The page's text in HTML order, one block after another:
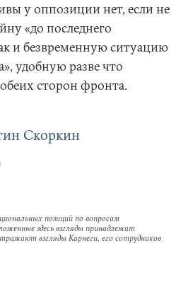
у оппозиции нет, если не
«до последнего
и безвременную ситуацию
удобную разве что
сторон фронта.
Скоркин
позиций по вопросам
здесь взгляды принадлежат
взгляды Карнеги, его сотрудников